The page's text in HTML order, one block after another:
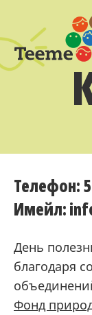
Телефон:
Имейл:
День
благодаря
Фонд